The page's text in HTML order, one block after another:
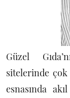
Güzel
sitelerinde çok
esnasında